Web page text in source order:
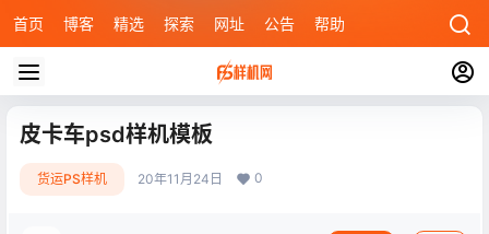
首页 博客 精选 探索 网址 公告 帮助
皮卡车psd样机模板
货运PS样机 20年11月24日 0